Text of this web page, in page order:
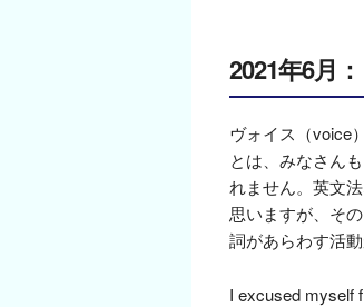
2021年6月
ヴォイス（voice
とは、みなさん
れません。英文
思いますが、そ
詞があらわす活
I excused myself